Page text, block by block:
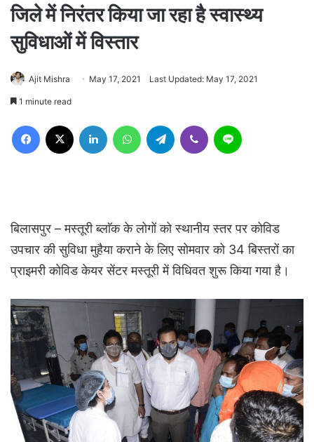
जिले में निरंतर किया जा रहा है स्वास्थ्य
सुविधाओं में विस्तार
Ajit Mishra May 17, 2021 Last Updated: May 17, 2021
1 minute read
Facebook LinkedIn WhatsAppTelegram Viber
बिलासपुर – मस्तूरी ब्लाॅक के लोगों को स्थानीय स्तर पर कोविड
उपचार की सुविधा मुहैया कराने के लिए सोमवार को 34 बिस्तरों का
प्राइमरी कोविड केयर सेंटर मस्तूरी में विधिवत शुरू किया गया है।